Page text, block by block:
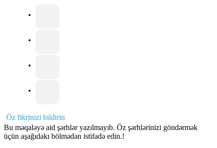
Öz fikrinizi bildirin
Bu məqaləyə aid şərhlər yazılmayıb. Öz şərhlərinizi göndərmək
üçün aşağıdakı bölmədən istifadə edin.!